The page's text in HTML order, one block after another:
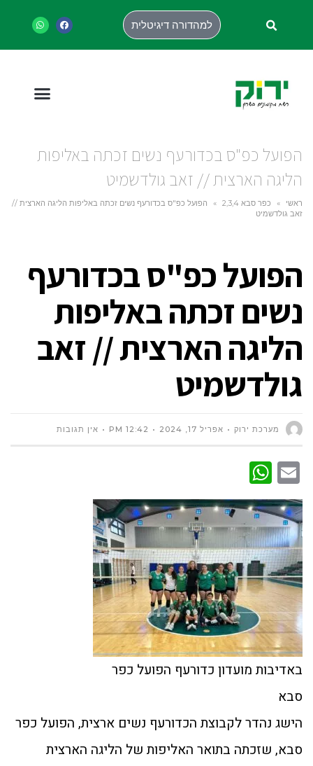
למהדורה דיגיטלית
הפועל כפ"ס בכדורעף נשים זכתה באליפות
הליגה הארצית // זאב גולדשמיט
ראשי » כפר סבא 2,3,4 »
הפועל כפ"ס בכדורעף נשים זכתה באליפות הליגה הארצית //
זאב גולדשמיט
הפועל כפ"ס בכדורעף
נשים זכתה באליפות
הליגה הארצית // זאב
גולדשמיט
מערכת ירוק אפריל 17, 2024 12:42 PM אין תגובות
Email
באדיבות מועדון כדורעף הפועל כפר
סבא
הישג נהדר לקבוצת הכדורעף נשים ארצית, הפועל כפר
סבא, שזכתה בתואר האליפות של הליגה הארצית